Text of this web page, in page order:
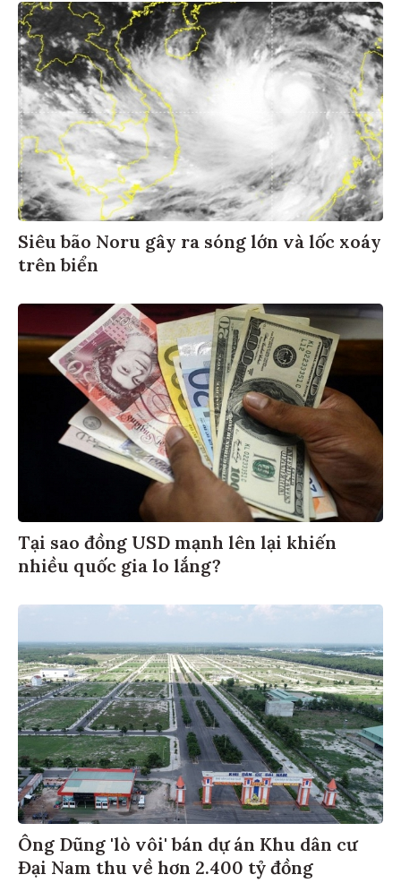
Siêu bão Noru gây ra sóng lớn và lốc xoáy
trên biển
Tại sao đồng USD mạnh lên lại khiến
nhiều quốc gia lo lắng?
Ông Dũng 'lò vôi' bán dự án Khu dân cư
Đại Nam thu về hơn 2.400 tỷ đồng